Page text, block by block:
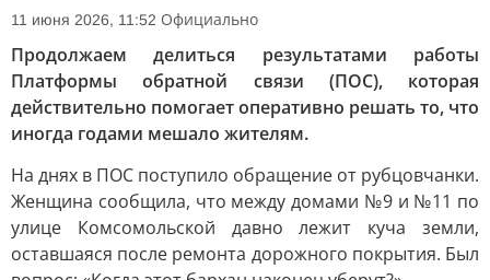
11 июня 2026, 11:52 Официально
Продолжаем делиться результатами работы
Платформы обратной связи (ПОС), которая
действительно помогает оперативно решать то, что
иногда годами мешало жителям.
На днях в ПОС поступило обращение от рубцовчанки.
Женщина сообщила, что между домами №9 и №11 по
улице Комсомольской давно лежит куча земли,
оставшаяся после ремонта дорожного покрытия. Был